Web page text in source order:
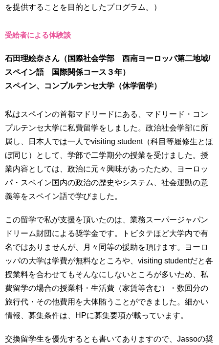
を提供することを目的としたプログラム。）
受給者による体験談
石田理絵奈さん（国際社会学部 西南ヨーロッパ第二地域/
スペイン語 国際関係コース３年）
スペイン、コンプルテンセ大学（休学留学）
私はスペインの首都マドリードにある、マドリード・コン
プルテンセ大学に私費留学をしました。政治社会学部に所
属し、日本人では一人でvisiting student（科目等履修生とほ
ぼ同じ）として、学部で二学期分の授業を受けました。授
業内容としては、政治に元々興味があったため、ヨーロッ
パ・スペイン国内の政治の歴史やシステム、社会運動の意
義等をスペイン語で学びました。
この留学で私が支援を頂いたのは、業務スーパージャパン
ドリーム財団による奨学金です。トビタテほど大学内で有
名ではありませんが、月々同等の援助を頂けます。ヨーロ
ッパの大学は学費が無料なところや、visiting studentだと各
授業料を合わせてもそんなにしないところが多いため、私
費留学の場合の授業料・生活費（家賃等含む）・数回分の
旅行代・その他費用を大体賄うことができました。細かい
情報、募集条件は、HPに募集要項が載っています。
交換留学生を優先するとも書いてありますので、Jassoの奨